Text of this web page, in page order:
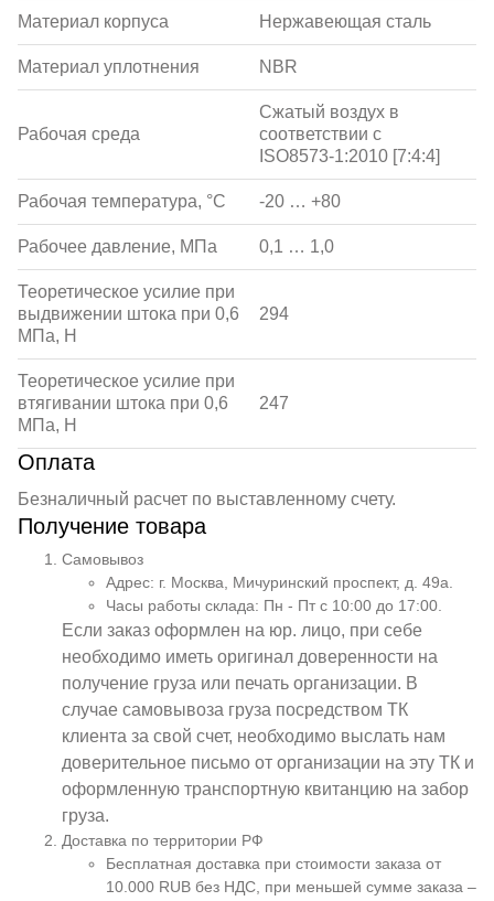
Материал корпуса Нержавеющая сталь
Материал уплотнения NBR
Рабочая среда
Сжатый воздух в
соответствии с
ISO8573-1:2010 [7:4:4]
Рабочая температура, °С -20 … +80
Рабочее давление, МПа 0,1 … 1,0
Теоретическое усилие при
выдвижении штока при 0,6
МПа, Н
294
Теоретическое усилие при
втягивании штока при 0,6
МПа, Н
247
Оплата
Безналичный расчет по выставленному счету.
Получение товара
Самовывоз
Адрес: г. Москва, Мичуринский проспект, д. 49а.
Часы работы склада: Пн - Пт с 10:00 до 17:00.
Если заказ оформлен на юр. лицо, при себе
необходимо иметь оригинал доверенности на
получение груза или печать организации. В
случае самовывоза груза посредством ТК
клиента за свой счет, необходимо выслать нам
доверительное письмо от организации на эту ТК и
оформленную транспортную квитанцию на забор
груза.
Доставка по территории РФ
Бесплатная доставка при стоимости заказа от
10.000 RUB без НДС, при меньшей сумме заказа –